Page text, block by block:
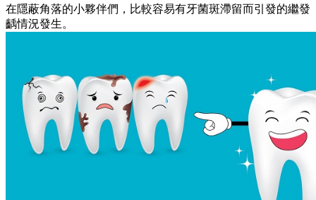
在隱蔽角落的小夥伴們，比較容易有牙菌斑滯留而引發的繼發
齲情況發生。